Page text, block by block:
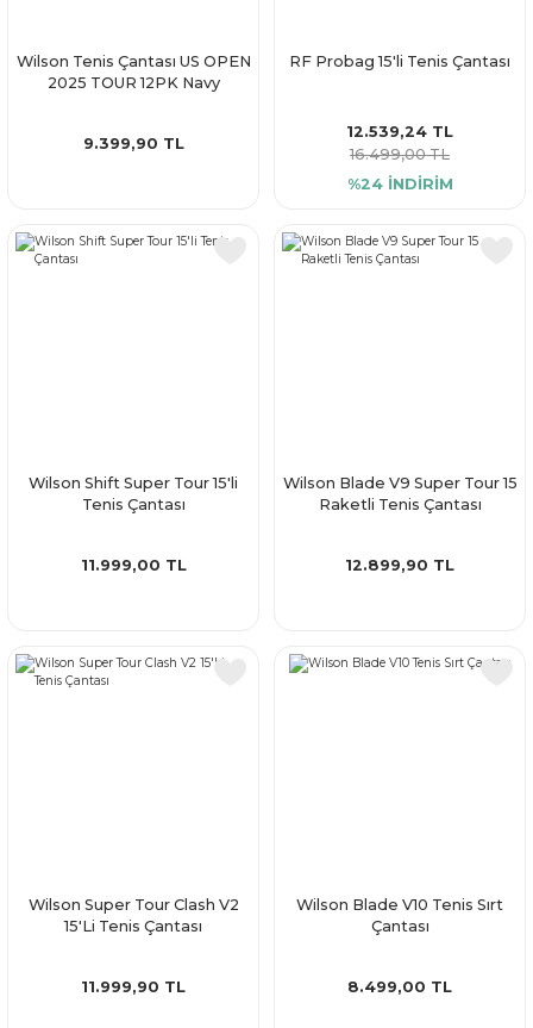
Wilson Tenis Çantası US OPEN
2025 TOUR 12PK Navy
9.399,90 TL
RF Probag 15'li Tenis Çantası
12.539,24 TL
16.499,00 TL
%24 İNDİRİM
Wilson Shift Super Tour 15'li
Tenis Çantası
11.999,00 TL
Wilson Blade V9 Super Tour 15
Raketli Tenis Çantası
12.899,90 TL
Wilson Super Tour Clash V2
15'Li Tenis Çantası
11.999,90 TL
Wilson Blade V10 Tenis Sırt
Çantası
8.499,00 TL